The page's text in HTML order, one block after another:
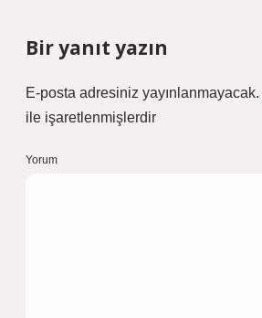
Bir yanıt yazın
E-posta adresiniz yayınlanmayacak.
ile işaretlenmişlerdir
Yorum